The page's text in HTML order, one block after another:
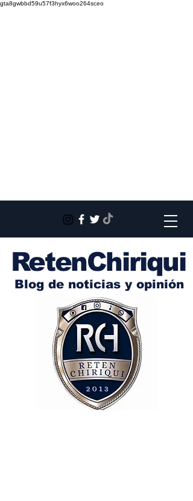
gta8gwbbd59u57f3hyx6woo264sceo
RetenChiriqui
Blog de noticias y opinión